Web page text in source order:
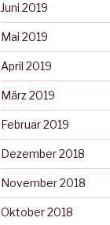
Juni 2019
Mai 2019
April 2019
März 2019
Februar 2019
Dezember 2018
November 2018
Oktober 2018